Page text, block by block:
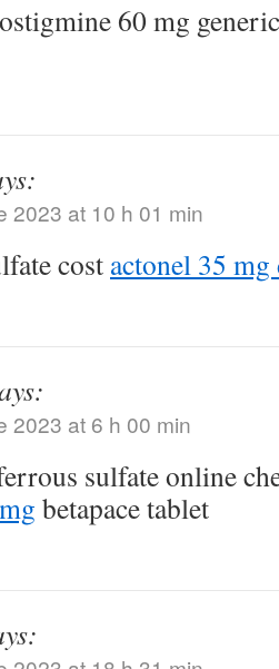
60 mg
2023 at 10 h 01 min
cost actonel 35
2023 at 6 h 00 min
sulfate online
betapace tablet